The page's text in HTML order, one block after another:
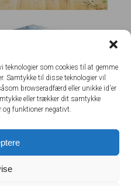
teknologier som cookies til at gemme
Samtykke til disse teknologier vil
browseradfærd eller unikke id'er
eller trækker dit samtykke
og funktioner negativt.